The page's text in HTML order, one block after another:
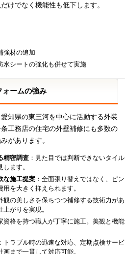
けでなく機能性も低下します。
強材の追加
水シートの強化も併せて実施
ォームの強み
知県の東三河を中心に活動する外装
工務店の住宅の外壁補修にも多数の
があります。
精密調査 ：見た目では判断できないタイル
ます。
な施工提案 ：全面張り替えではなく、ピン
を大きく抑えられます。
観の美しさを保ちつつ補修する技術力があ
がりを実現。
資格を持つ職人が丁寧に施工。美観と機能
：トラブル時の迅速な対応、定期点検サービ
まで一貫して対応可能。